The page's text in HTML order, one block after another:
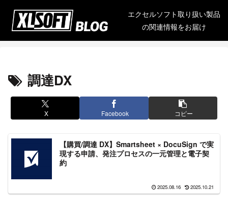
エクセルソフト取り扱い製品
の関連情報をお届け
調達DX
X Facebook コピー
【購買/調達 DX】Smartsheet × DocuSign で実
現する申請、発注プロセスの一元管理と電子契
約
2025.08.16 2025.10.21